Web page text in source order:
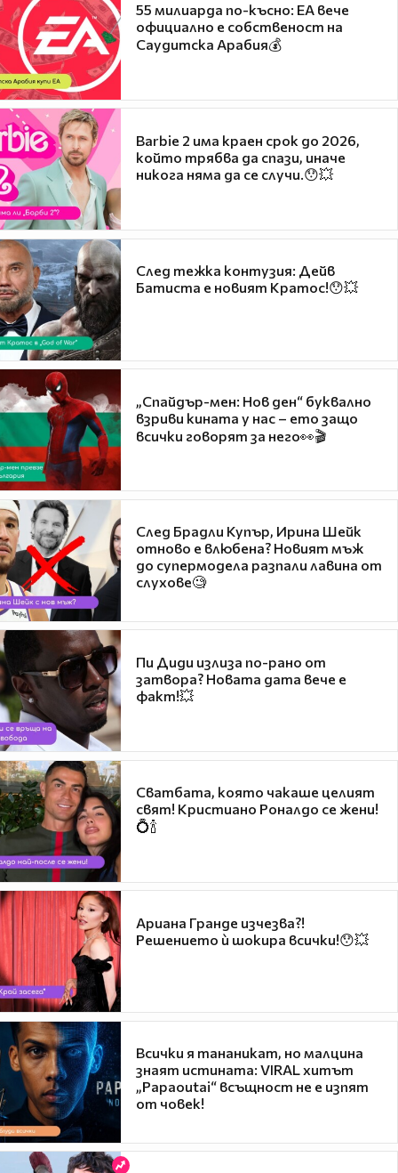
55 милиарда по-късно: EA вече
официално е собственост на
Саудитска Арабия💰
Barbie 2 има краен срок до 2026,
който трябва да спази, иначе
никога няма да се случи.😯💥
След тежка контузия: Дейв
Батиста е новият Кратос!😯💥
„Спайдър-мен: Нов ден“ буквално
взриви кината у нас – ето защо
всички говорят за него👀🎬
След Брадли Купър, Ирина Шейк
отново е влюбена? Новият мъж
до супермодела разпали лавина от
слухове🧐
Пи Диди излиза по-рано от
затвора? Новата дата вече е
факт!💥
Сватбата, която чакаше целият
свят! Кристиано Роналдо се жени!
💍🍾
Ариана Гранде изчезва?!
Решението ѝ шокира всички!😯💥
Всички я тананикат, но малцина
знаят истината: VIRAL хитът
„Papaoutai“ всъщност не е изпят
от човек!